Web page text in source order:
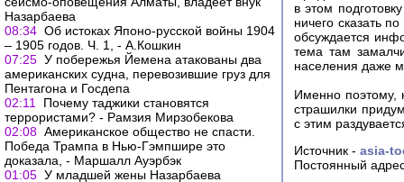
Назарбаева
08:34 Об истоках Японо-русской войны 1904
– 1905 годов. Ч. 1, - А.Кошкин
07:25 У побережья Йемена атакованы два
американских судна, перевозившие груз для
Пентагона и Госдепа
02:11
Почему таджики становятся
террористами? - Рамзия Мирзобекова
02:08 Американское общество не спасти.
Победа Трампа в Нью-Гэмпшире это
доказала, - Маршалл Ауэрбэк
01:05 У младшей жены Назарбаева
в этом
ничего сказать
обсуждается
тема там
населения даже
Именно поэтому,
страшилки
с этим
Источник - asia-
Постоянный